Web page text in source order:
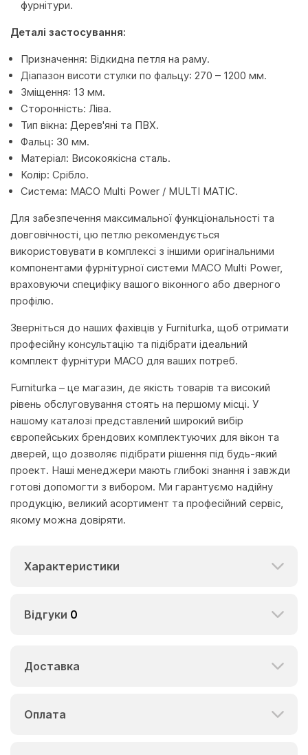
фурнітури.
Деталі застосування:
Призначення: Відкидна петля на раму.
Діапазон висоти стулки по фальцу: 270 – 1200 мм.
Зміщення: 13 мм.
Сторонність: Ліва.
Тип вікна: Дерев'яні та ПВХ.
Фальц: 30 мм.
Матеріал: Високоякісна сталь.
Колір: Срібло.
Система: MACO Multi Power / MULTI MATIC.
Для забезпечення максимальної функціональності та
довговічності, цю петлю рекомендується
використовувати в комплексі з іншими оригінальними
компонентами фурнітурної системи MACO Multi Power,
враховуючи специфіку вашого віконного або дверного
профілю.
Зверніться до наших фахівців у Furniturka, щоб отримати
професійну консультацію та підібрати ідеальний
комплект фурнітури MACO для ваших потреб.
Furniturka – це магазин, де якість товарів та високий
рівень обслуговування стоять на першому місці. У
нашому каталозі представлений широкий вибір
європейських брендових комплектуючих для вікон та
дверей, що дозволяє підібрати рішення під будь-який
проект. Наші менеджери мають глибокі знання і завжди
готові допомогти з вибором. Ми гарантуємо надійну
продукцію, великий асортимент та професійний сервіс,
якому можна довіряти.
Характеристики
Відгуки 0
Доставка
Оплата